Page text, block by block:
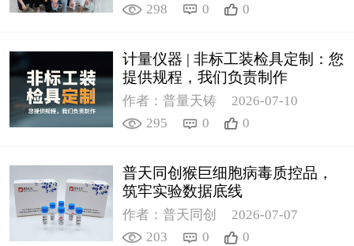
298
0 0
计量仪器 | 非标工装检具定制：您
提供规程，我们负责制作
作者：普量天铸
2026-07-10
295
0 0
普天同创猴巨细胞病毒质控品，
筑牢实验数据底线
作者：普天同创
2026-07-07
203
0 0